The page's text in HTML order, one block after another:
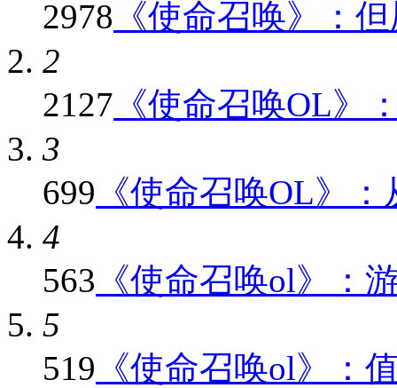
2978 《使命召唤》：
2
2127 《使命召唤OL》
3
699 《使命召唤OL》
4
563 《使命召唤ol》：
5
519 《使命召唤ol》：